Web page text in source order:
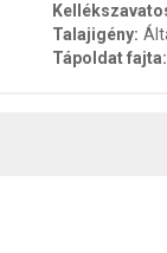
Talajigény:
Tápoldat fajta: